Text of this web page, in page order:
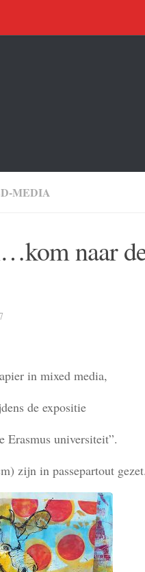
MEDIA
naar
in mixed media,
de expositie
Erasmus universiteit”.
zijn in passepartout gezet.